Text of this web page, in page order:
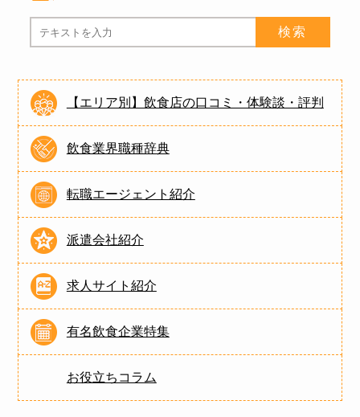
【エリア別】飲食店の口コミ・体験談・評判
飲食業界職種辞典
転職エージェント紹介
派遣会社紹介
求人サイト紹介
有名飲食企業特集
お役立ちコラム